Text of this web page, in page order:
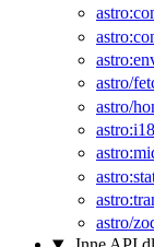
astro/
astro/
astro/